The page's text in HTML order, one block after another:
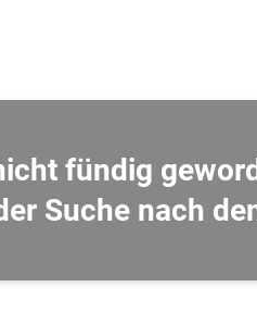
fündig
Suche nach